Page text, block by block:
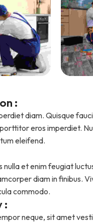
:
diam. Quisque
eros imperdiet.
eleifend.
nulla et enim feugiat
diam in finibus.
commodo.
:
neque, sit amet